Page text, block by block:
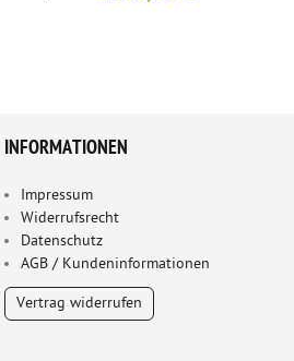
INFORMATIONEN
Impressum
Widerrufsrecht
Datenschutz
AGB / Kundeninformationen
Vertrag widerrufen